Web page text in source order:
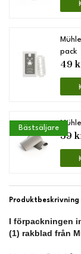
pack
49
Bästsäljare
59
Produktbeskrivning
I förpackningen
(1) rakblad från